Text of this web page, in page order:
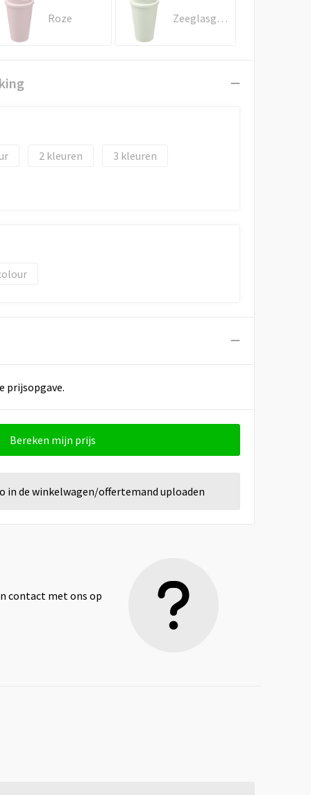
Roze Zeeglasgroen
2 3
prijsopgave.
Bereken mijn prijs
in de winkelwagen/offertemand uploaden
contact met ons op